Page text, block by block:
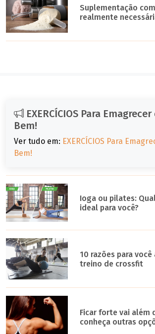
Suplementação
realmente
EXERCÍCIOS Para
Bem!
Ver tudo em: EXERCÍCIOS Para
Bem!
Ioga ou pilates:
ideal para você?
10 razões para
treino de crossfit
Ficar forte vai além
conheça outras